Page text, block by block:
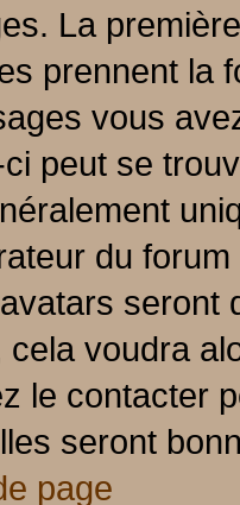
La
prennent la
vous
peut se
du
seront
cela voudra
le contacter
seront
page